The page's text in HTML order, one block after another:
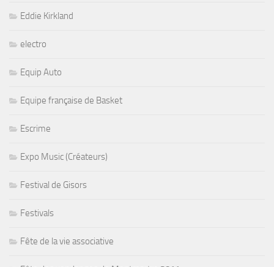
Eddie Kirkland
electro
Equip Auto
Equipe française de Basket
Escrime
Expo Music (Créateurs)
Festival de Gisors
Festivals
Fête de la vie associative